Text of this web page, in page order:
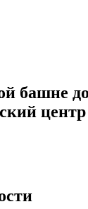
башне
центр